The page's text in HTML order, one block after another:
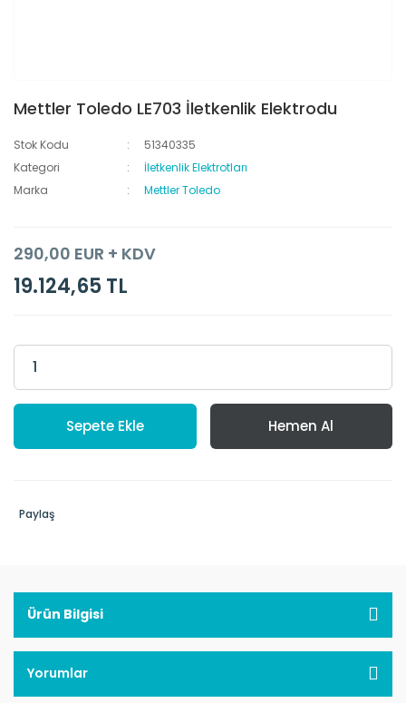
Mettler Toledo LE703 İletkenlik Elektrodu
Stok Kodu
51340335
Kategori
İletkenlik Elektrotları
Marka
Mettler Toledo
290,00 EUR + KDV
19.124,65 TL
Sepete Ekle Hemen Al
Paylaş
Ürün Bilgisi
Yorumlar